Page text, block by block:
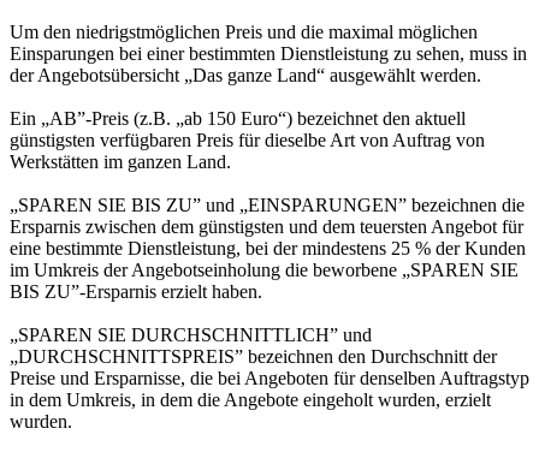
Um den niedrigstmöglichen Preis und die maximal möglichen
Einsparungen bei einer bestimmten Dienstleistung zu sehen, muss in
der Angebotsübersicht „Das ganze Land“ ausgewählt werden.
Ein „AB”-Preis (z.B. „ab 150 Euro“) bezeichnet den aktuell
günstigsten verfügbaren Preis für dieselbe Art von Auftrag von
Werkstätten im ganzen Land.
„SPAREN SIE BIS ZU” und „EINSPARUNGEN” bezeichnen die
Ersparnis zwischen dem günstigsten und dem teuersten Angebot für
eine bestimmte Dienstleistung, bei der mindestens 25 % der Kunden
im Umkreis der Angebotseinholung die beworbene „SPAREN SIE
BIS ZU”-Ersparnis erzielt haben.
„SPAREN SIE DURCHSCHNITTLICH” und
„DURCHSCHNITTSPREIS” bezeichnen den Durchschnitt der
Preise und Ersparnisse, die bei Angeboten für denselben Auftragstyp
in dem Umkreis, in dem die Angebote eingeholt wurden, erzielt
wurden.